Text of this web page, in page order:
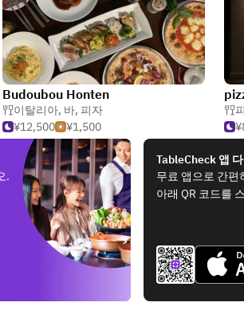
Budoubou Honten
이탈리아, 바, 피자
¥12,500
¥1,500
.
TableCheck 앱
무료 앱으로 간편
아래 QR 코드를